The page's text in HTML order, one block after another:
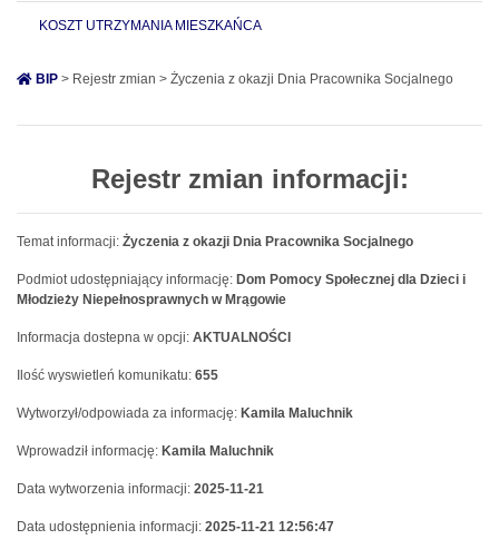
KOSZT UTRZYMANIA MIESZKAŃCA
BIP > Rejestr zmian > Życzenia z okazji Dnia Pracownika Socjalnego
Rejestr zmian informacji:
Temat informacji: Życzenia z okazji Dnia Pracownika Socjalnego
Podmiot udostępniający informację: Dom Pomocy Społecznej dla Dzieci i
Młodzieży Niepełnosprawnych w Mrągowie
Informacja dostepna w opcji: AKTUALNOŚCI
Ilość wyswietleń komunikatu: 655
Wytworzył/odpowiada za informację: Kamila Maluchnik
Wprowadził informację: Kamila Maluchnik
Data wytworzenia informacji: 2025-11-21
Data udostępnienia informacji: 2025-11-21 12:56:47